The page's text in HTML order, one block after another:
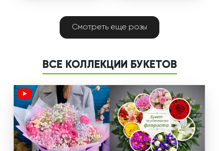
Смотреть еще розы
ВСЕ КОЛЛЕКЦИИ БУКЕТОВ